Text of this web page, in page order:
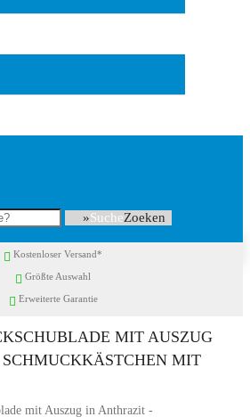
Suche
Kostenloser Versand*
Größte Auswahl
Erweiterte Garantie
MIT AUSZUG
MIT